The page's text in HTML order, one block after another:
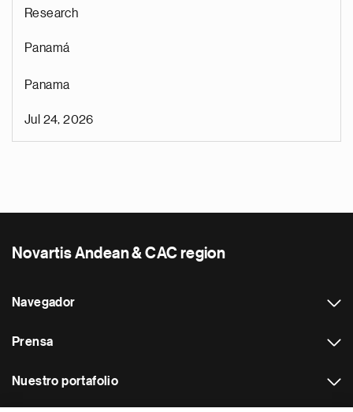
Research
Panamá
Panama
Jul 24, 2026
Novartis Andean & CAC region
Navegador
Prensa
Nuestro portafolio